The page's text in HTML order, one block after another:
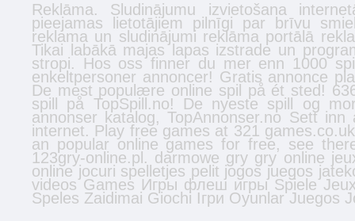
Reklāma. Sludinājumu izvietošana
pieejamas lietotājiem pilnīgi par brīvu
reklama un sludinājumi reklāma portālā
Tikai labākā majas lapas izstrade un
stropi. Hos oss finner du mer enn 1000
enkeltpersoner annoncer! Gratis annonce
De mest populære online spil på ét sted!
spill på TopSpill.no! De nyeste spill og
annonser katalog, TopAnnonser.no Sett
internet. Play free games at 321
an popular online games for free, see
123gry-online.pl. darmowe gry gry online
online jocuri spelletjes pelit jogos juegos
videos Games Игры флеш игры Spiele
Speles Zaidimai Giochi Ігри Oyunlar Juegos